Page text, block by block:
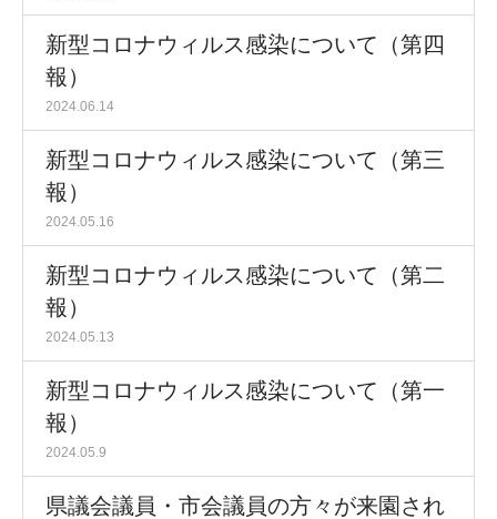
新型コロナウィルス感染について（第四
報）
2024.06.14
新型コロナウィルス感染について（第三
報）
2024.05.16
新型コロナウィルス感染について（第二
報）
2024.05.13
新型コロナウィルス感染について（第一
報）
2024.05.9
県議会議員・市会議員の方々が来園され